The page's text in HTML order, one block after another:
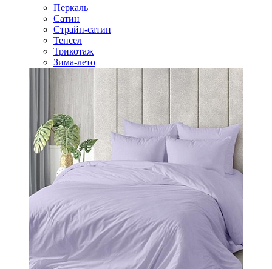
Перкаль
Сатин
Страйп-сатин
Тенсел
Трикотаж
Зима-лето